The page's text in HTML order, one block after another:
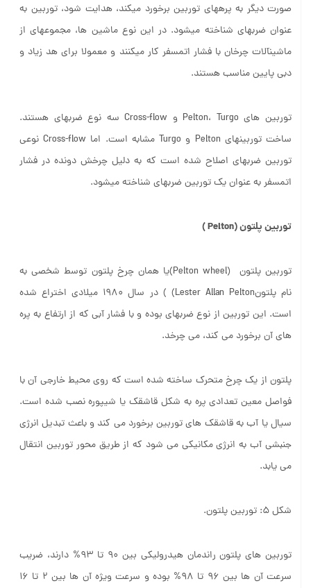
صورت دیگر به پره­های توربین برخورد می­کند، هدایت شود، توربین به
عنوان ضربه­ای شناخته می­شود. در این نوع ماشین ها، مجموعه­ای از
ماشین­آلات چرخان با فشار اتمسفر کار می­کنند و معمولا برای هد زیاد و
دبی پایین مناسب هستند.
توربین های Pelton، Turgo و Cross-flow سه نوع ضربه­ای هستند.
ساخت توربین­های Pelton و Turgo مشابه است. اما Cross-flow نوعی
توربین ضربه­ای اصلاح شده است که به دلیل چرخش دونده در فشار
اتمسفر به عنوان یک توربین ضربه­ای شناخته می­شود.
توربین پلتون(
Pelton
)
توربین پلتون (Pelton wheel)یا همان چرخ پلتون توسط شخصی به
نام پلتونLester Allan Pelton) ) در سال 1980 میلادی اختراع شده
است. این توربین از نوع ضربه­ای بوده و با فشار آبی که از ارتفاع به پره
های آن برخورد می کند، می چرخد.
پلتون از یک چرخ متحرک ساخته شده است که روی محیط خارجی آن با
فواصل معین تعدادی پره به شکل قاشقک یا شیپوره نصب شده است.
سیال یا آب به قاشقک های توربین برخورد می کند و باعث تبدیل انرژی
جنبشی آب به انرژی مکانیکی می شود که از طریق محور توربین انتقال
می یابد.
شکل 5: توربین پلتون.
توربین های پلتون راندمان هیدرولیکی بین 90 تا 93% دارند، ضریب
سرعت آن ها بین 96 تا 98% بوده و سرعت ویژه آن ها بین 2 تا 16